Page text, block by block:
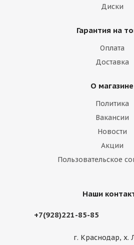
Диски
Гарантия на
Оплата
Доставка
О магазине
Политика
Вакансии
Новости
Акции
Пользовательское
Наши
+7(928)221-85-85
г. Краснодар, х.